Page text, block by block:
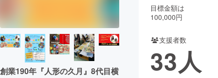
コミュニティ
創業190年『人形の久月』8代目横
目標金額は
100,000円
支援者数
33人